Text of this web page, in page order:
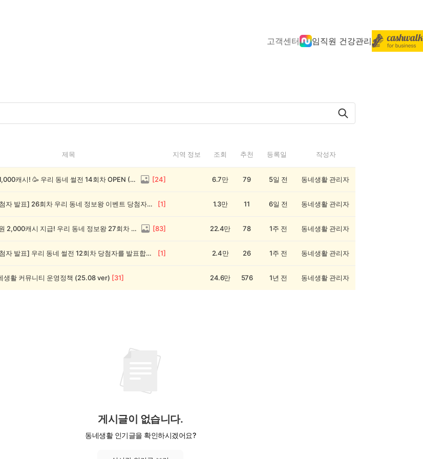
고객센터 임직원 건강관리
제목 지역 정보 조회 추천 등록일 작성자
전원 1,000캐시! 🥳 우리 동네 썰전 14회차 OPEN (~8/17) [24] 6.7만 79 5일 전 동네생활 관리자
💰[당첨자 발표] 26회차 우리 동네 정보왕 이벤트 당첨자를 발표합니다! [1] 1.3만 11 6일 전 동네생활 관리자
💸 전원 2,000캐시 지급! 우리 동네 정보왕 27회차 (~8/10) [83] 22.4만 78 1주 전 동네생활 관리자
💰[당첨자 발표] 우리 동네 썰전 12회차 당첨자를 발표합니다! [1] 2.4만 26 1주 전 동네생활 관리자
생활 커뮤니티 운영정책 (25.08 ver) [31] 24.6만 576 1년 전 동네생활 관리자
게시글이 없습니다.
동네생활 인기글을 확인하시겠어요?